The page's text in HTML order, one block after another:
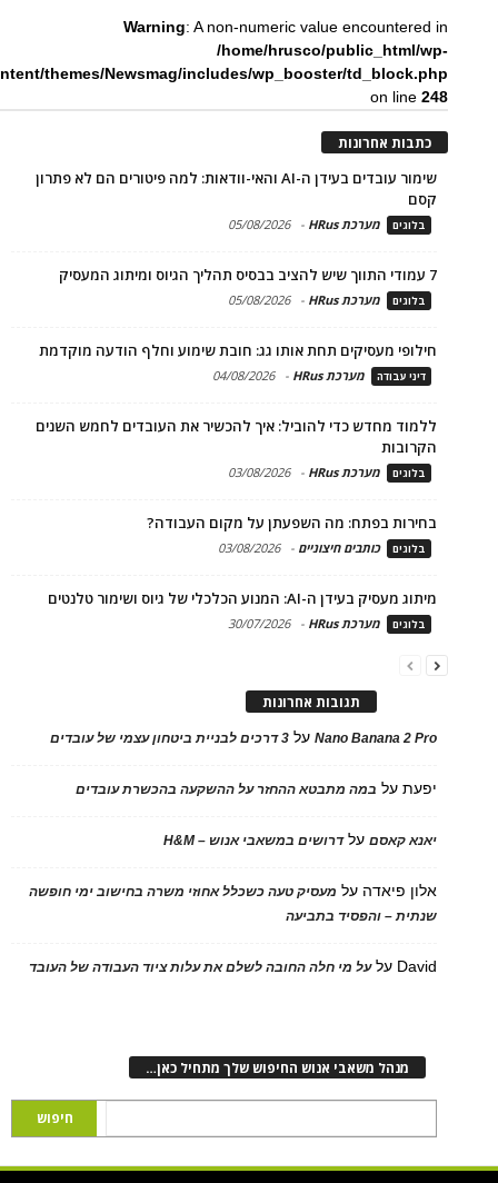
Warning: A non-numeric value encountered in
/home/hrusco/public_html/wp-
themes/Newsmag/includes/wp_booster/td_block.php
on line248
כתבות אחרונות
שימור עובדים בעידן ה-AI והאי-וודאות: למה פיטורים הם לא פתרון
קסם
בלוגים מערכת HRus -
05/08/2026
7 עמודי התווך שיש להציב בבסיס תהליך הגיוס ומיתוג המעסיק
בלוגים מערכת HRus -
05/08/2026
חילופי מעסיקים תחת אותו גג: חובת שימוע וחלף הודעה מוקדמת
דיני עבודה מערכת HRus -
04/08/2026
ללמוד מחדש כדי להוביל: איך להכשיר את העובדים לחמש השנים
הקרובות
בלוגים מערכת HRus -
03/08/2026
בחירות בפתח: מה השפעתן על מקום העבודה?
בלוגים כותבים חיצוניים -
03/08/2026
מיתוג מעסיק בעידן ה-AI: המנוע הכלכלי של גיוס ושימור טלנטים
בלוגים מערכת HRus -
30/07/2026
תגובות אחרונות
Nano Banana 2 Proעל 3 דרכים לבניית ביטחון עצמי של עובדים
יפעתעל במה מתבטא ההחזר על ההשקעה בהכשרת עובדים
יאנא קאסםעלדרושים במשאבי אנוש – H&M
אלון פיאדה על מעסיק טעה כשכלל אחוזי משרה בחישוב ימי חופשה
שנתית – והפסיד בתביעה
David עלעל מי חלה החובה לשלם את עלות ציוד העבודה של העובד
מנהל משאבי אנוש החיפוש שלך מתחיל כאן…